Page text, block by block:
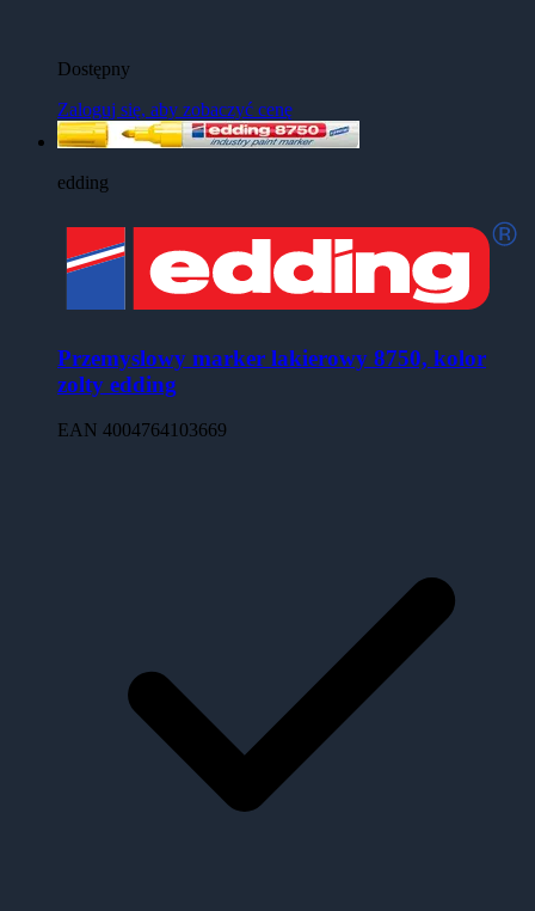
Dostępny
Zaloguj się, aby zobaczyć cenę
edding
Przemyslowy marker lakierowy 8750, kolor
zolty edding
EAN 4004764103669